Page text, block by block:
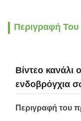
Περιγραφή Του
Βίντεο κανάλι
ενδοβρόγχια
Περιγραφή του